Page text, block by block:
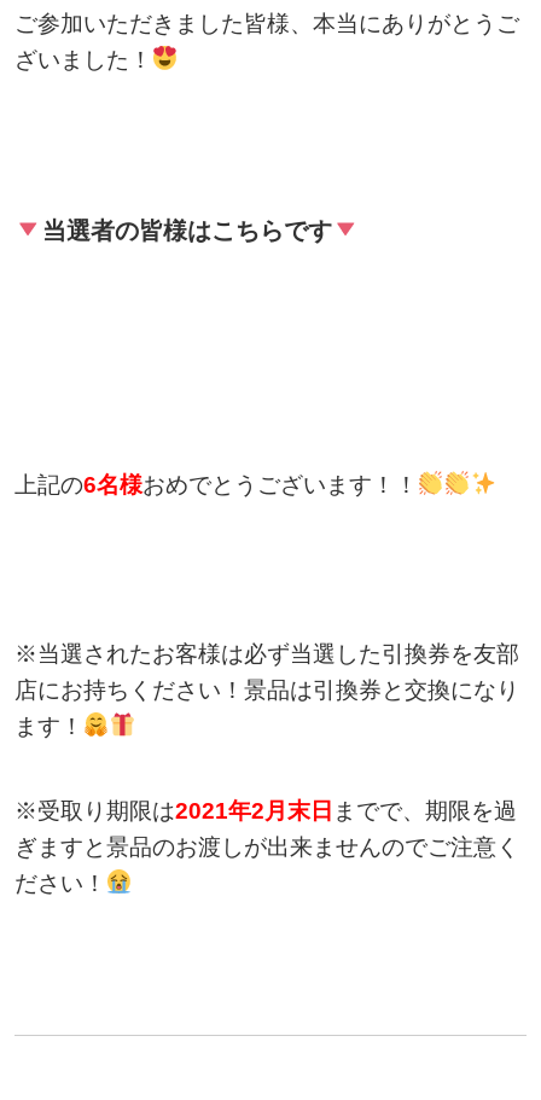
ご参加いただきました皆様、本当にありがとうご
ざいました！
当選者の皆様はこちらです
上記の6名様おめでとうございます！！
※当選されたお客様は必ず当選した引換券を友部
店にお持ちください！景品は引換券と交換になり
ます！
※受取り期限は2021年2月末日 までで、期限を過
ぎますと景品のお渡しが出来ませんのでご注意く
ださい！